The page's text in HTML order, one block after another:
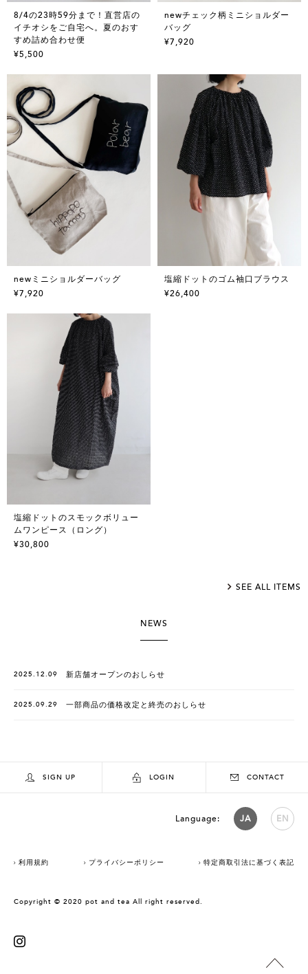
8/4の23時59分まで！直営店の
イチオシをご自宅へ。夏のおす
すめ詰め合わせ便
¥5,500
newチェック柄ミニショルダー
バッグ
¥7,920
newミニショルダーバッグ
¥7,920
塩縮ドットのゴム袖口ブラウス
¥26,400
塩縮ドットのスモックボリュー
ムワンピース（ロング）
¥30,800
SEE ALL ITEMS
NEWS
2025.12.09 新店舗オープンのおしらせ
2025.09.29 一部商品の価格改定と終売のおしらせ
SIGN UP LOGIN CONTACT
Language: JA EN
利用規約 プライバシーポリシー 特定商取引法に基づく表記
Copyright © 2020 pot and tea All right reserved.